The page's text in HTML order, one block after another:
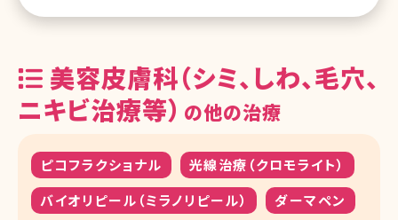
美容皮膚科（シミ、しわ、毛穴、
ニキビ治療等） の他の治療
ピコフラクショナル
光線治療（クロモライト）
バイオリピール（ミラノリピール）
ダーマペン